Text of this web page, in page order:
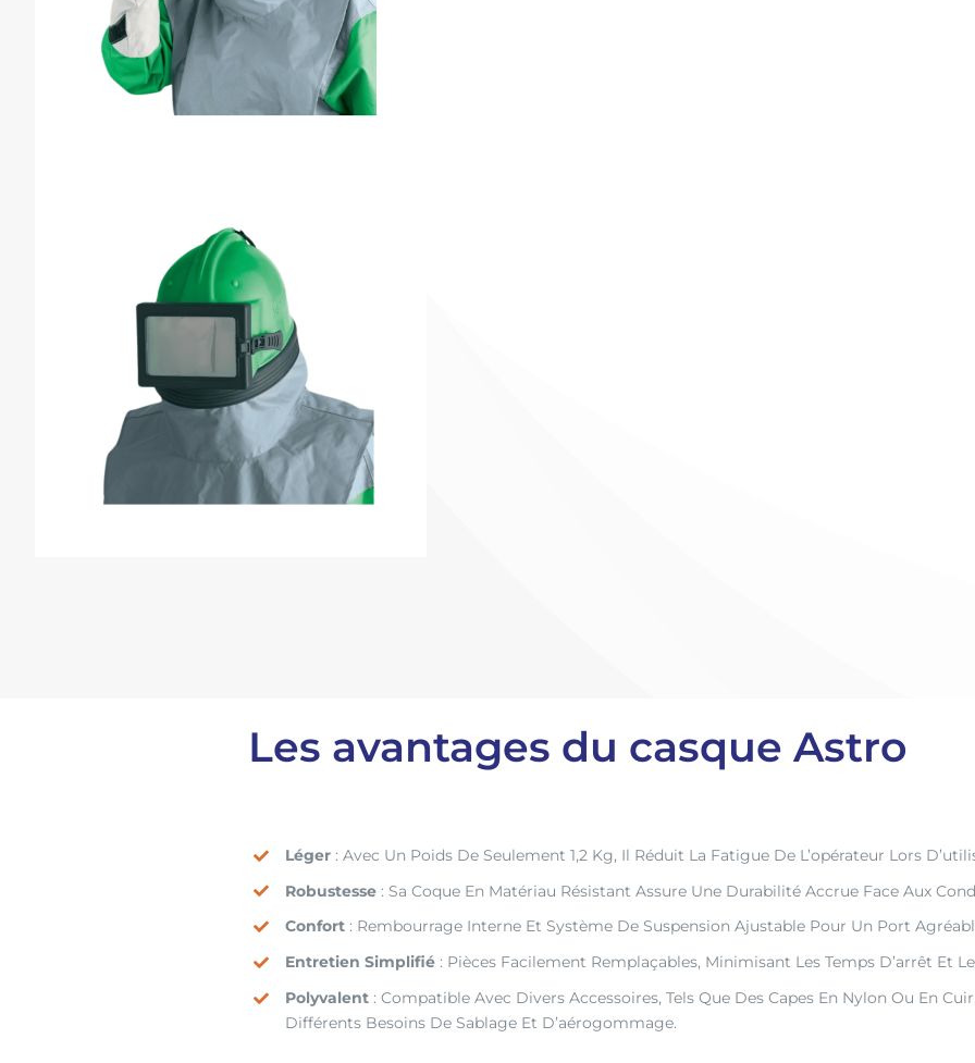
Les avantages du casque Astro
Léger: Avec Un Poids De Seulement 1,2 Kg, Il Réduit La Fatigue De L’opérateur Lors
Robustesse: Sa Coque En Matériau Résistant Assure Une Durabilité Accrue Face Aux
Confort: Rembourrage Interne Et Système De Suspension Ajustable Pour Un Port
Entretien Simplifié: Pièces Facilement Remplaçables, Minimisant Les Temps D’arrêt Et
Polyvalent: Compatible Avec Divers Accessoires, Tels Que Des Capes En Nylon Ou En
Différents Besoins De Sablage Et D’aérogommage.